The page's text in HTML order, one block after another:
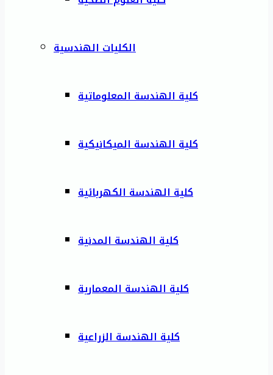
الكليات الهندسية
كلية الهندسة المعلوماتية
كلية الهندسة الميكانيكية
كلية الهندسة الكهربائية
كلية الهندسة المدنية
كلية الهندسة المعمارية
كلية الهندسة الزراعية